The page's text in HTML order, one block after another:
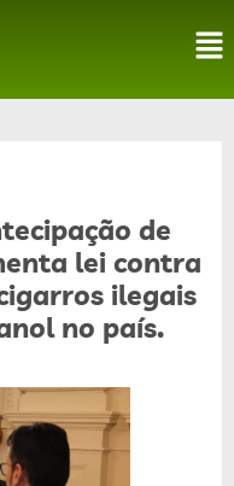
de
lei contra
ilegais
no país.